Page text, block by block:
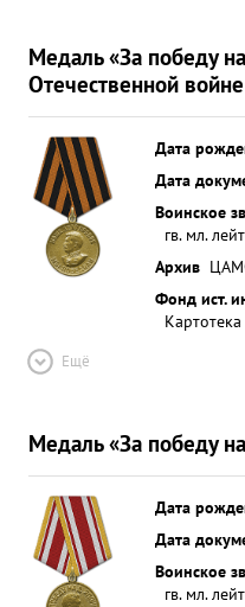
Медаль «За победу
Отечественной
Дата
Дата
Воинское
гв. мл.
Архив
Фонд ист.
Ещё
Медаль «За победу
Дата
Дата
Воинское
гв. мл.